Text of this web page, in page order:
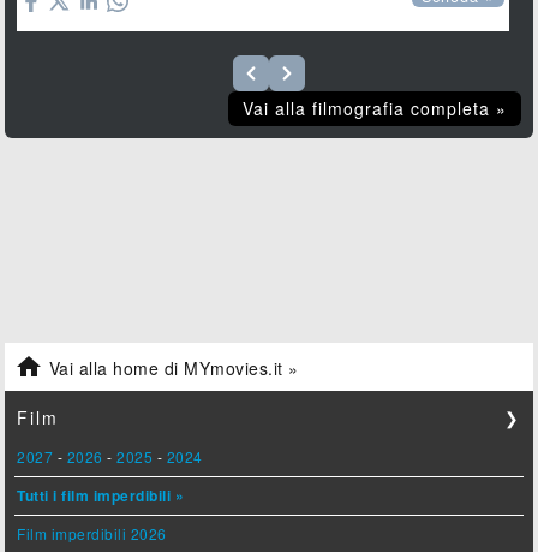
Vai alla filmografia completa »
 Vai alla home di MYmovies.it »
Film ❯
2027 - 2026 -2025 - 2024
Tutti i film imperdibili »
Film imperdibili 2026